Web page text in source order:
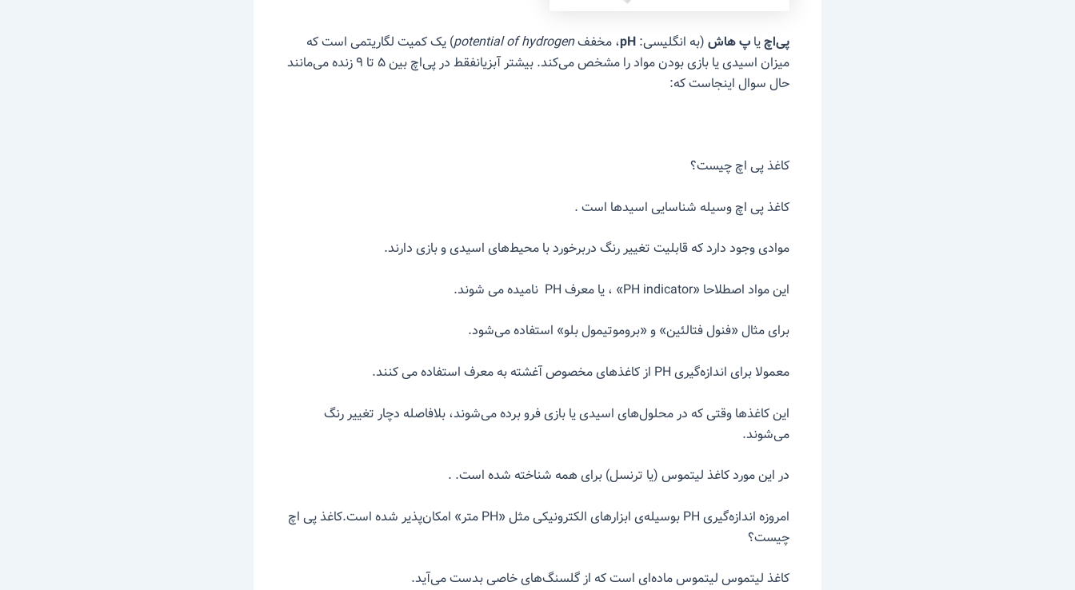
پی‌اچیا پ هاش (به انگلیسی: pH، مخففpotential of hydrogen) یک کمیت لگاریتمی است که
میزان اسیدی یا بازی بودن مواد را مشخص می‌کند. بیشتر آبزیانفقط در پی‌اچ بین ۵ تا ۹ زنده می‌مانند
حال سوال اینجاست که:
کاغذ پی اچ چیست؟
کاغذ پی اچ وسیله شناسایی اسیدها است .
موادی وجود دارد که قابلیت تغییر رنگ دربرخورد با محیط‌های اسیدی و بازی دارند.
این مواد اصطلاحا «PH indicator» ، یا معرف PH نامیده می شوند.
برای مثال «فنول فتالئین» و «بروموتیمول بلو» استفاده می‌شود.
معمولا برای اندازه‌گیری PH از کاغذهای مخصوص آغشته به معرف استفاده می کنند.
این کاغذ‌ها وقتی که در محلول‌های اسیدی یا بازی فرو برده می‌شوند، بلافاصله دچار تغییر رنگ
می‌شوند.
در این مورد کاغذ لیتموس (یا ترنسل) برای همه شناخته شده است. .
امروزه اندازه‌گیری PH بوسیله‌ی ابزارهای الکترونیکی مثل‌ «PH متر» امکان‌پذیر شده است.کاغذ پی اچ
چیست؟
کاغذ لیتموس لیتموس ماده‌ای است که از گلسنگ‌های خاصی بدست می‌آید.